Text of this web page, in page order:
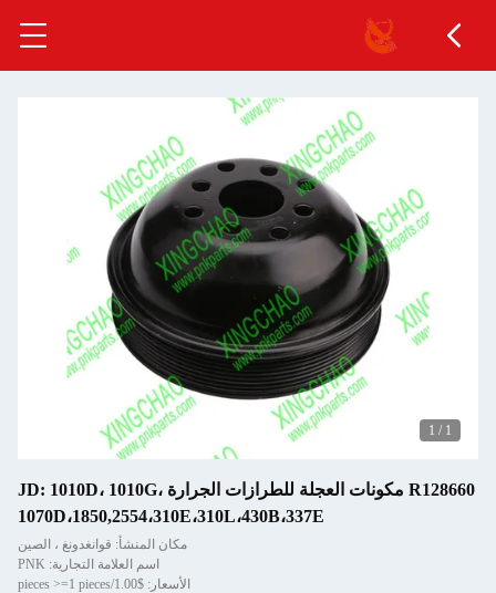
1
/
1
R128660 مكونات العجلة للطرازات الجرارة JD: 1010D، 1010G،
1070D،1850,2554،310E،310L،430B،337E
مكان المنشأ: قوانغدونغ ، الصين
اسم العلامة التجارية: PNK
الأسعار: $1.00/pieces >=1 pieces